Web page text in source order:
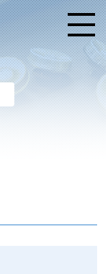
メニ